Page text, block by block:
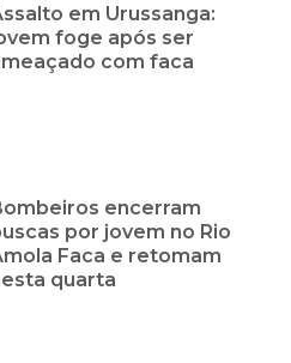
em Urussanga:
foge após ser
com faca
encerram
por jovem no Rio
Faca e retomam
quarta